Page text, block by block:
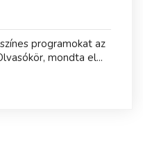
programokat az
mondta el...